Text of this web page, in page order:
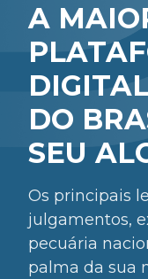
A
DO
SEU
Os principais
julgamentos,
pecuária
palma da sua